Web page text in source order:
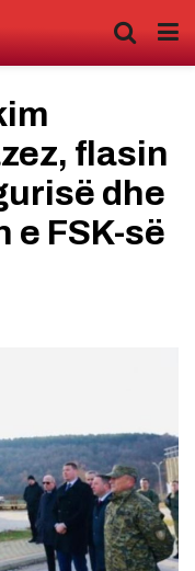
flasin
dhe
FSK-së